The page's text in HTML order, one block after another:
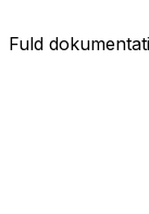
Fuld